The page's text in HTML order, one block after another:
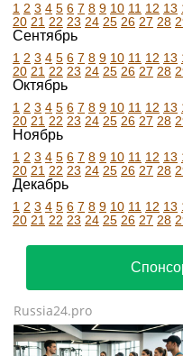
1 2 3 4 5 6 7 8 9 10 11 12 13
20 21 22 23 24 25 26 27 28
Сентябрь
1 2 3 4 5 6 7 8 9 10 11 12 13
20 21 22 23 24 25 26 27 28
Октябрь
1 2 3 4 5 6 7 8 9 10 11 12 13
20 21 22 23 24 25 26 27 28
Ноябрь
1 2 3 4 5 6 7 8 9 10 11 12 13
20 21 22 23 24 25 26 27 28
Декабрь
1 2 3 4 5 6 7 8 9 10 11 12 13
20 21 22 23 24 25 26 27 28
Russia24.pro